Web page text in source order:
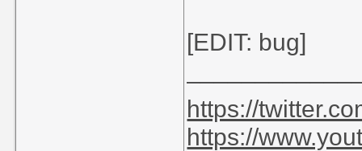
[EDIT: bug]
https://
https://